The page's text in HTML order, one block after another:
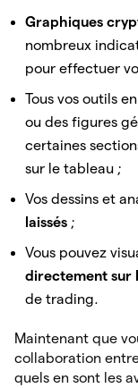
Graphiques
nombreux
pour effectuer
Tous vos outils
ou des figures
certaines
sur le tableau ;
Vos dessins et
laissés ;
Vous pouvez
directement sur
de trading.
Maintenant que
collaboration
quels en sont les